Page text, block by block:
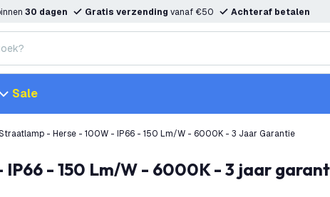
30 dagen Gratis verzending vanaf €50 Achteraf betalen
Sale
- Herse - 100W - IP66 - 150 Lm/W - 6000K - 3 Jaar Garantie
IP66 - 150 Lm/W - 6000K - 3 jaar